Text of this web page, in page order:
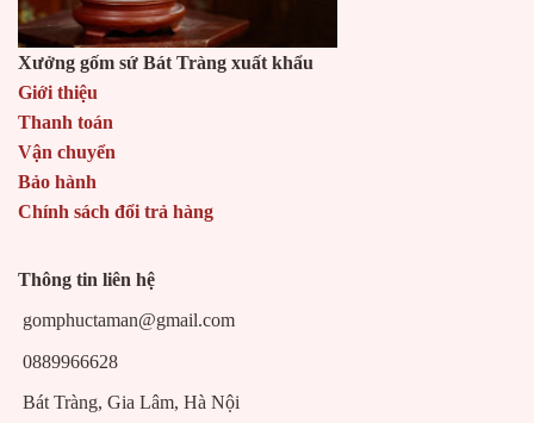
Xưởng gốm sứ Bát Tràng xuất khẩu
Giới thiệu
Thanh toán
Vận chuyển
Bảo hành
Chính sách đổi trả hàng
Thông tin liên hệ
gomphuctaman@gmail.com
0889966628
Bát Tràng, Gia Lâm, Hà Nội